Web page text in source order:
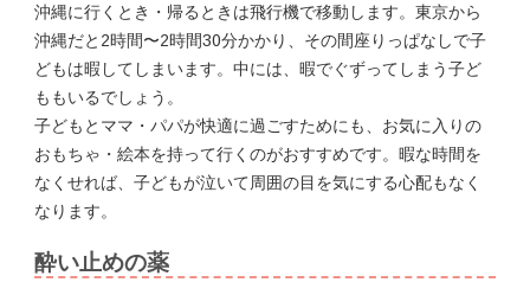
沖縄に行くとき・帰るときは飛行機で移動します。東京から
沖縄だと2時間〜2時間30分かかり、その間座りっぱなしで子
どもは暇してしまいます。中には、暇でぐずってしまう子ど
ももいるでしょう。
子どもとママ・パパが快適に過ごすためにも、お気に入りの
おもちゃ・絵本を持って行くのがおすすめです。暇な時間を
なくせれば、子どもが泣いて周囲の目を気にする心配もなく
なります。
酔い止めの薬